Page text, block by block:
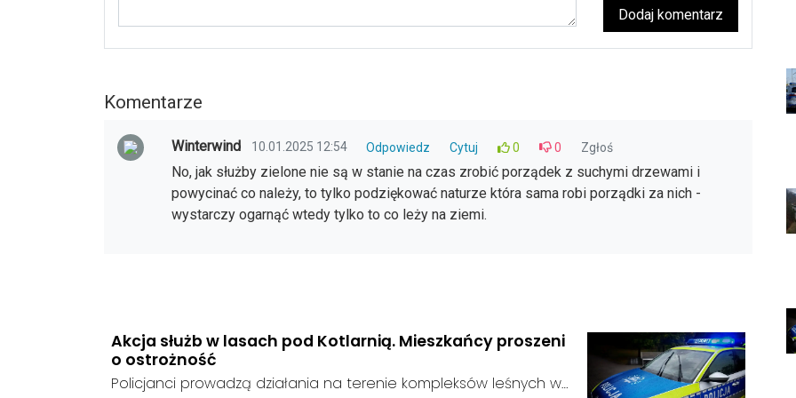
Dodaj komentarz
Komentarze
Winterwind 10.01.2025 12:54 Odpowiedz Cytuj 0 0 Zgłoś
No, jak służby zielone nie są w stanie na czas zrobić porządek z suchymi drzewami i
powycinać co należy, to tylko podziękować naturze która sama robi porządki za nich -
wystarczy ogarnąć wtedy tylko to co leży na ziemi.
Akcja służb w lasach pod Kotlarnią. Mieszkańcy proszeni
o ostrożność
Policjanci prowadzą działania na terenie kompleksów leśnych w